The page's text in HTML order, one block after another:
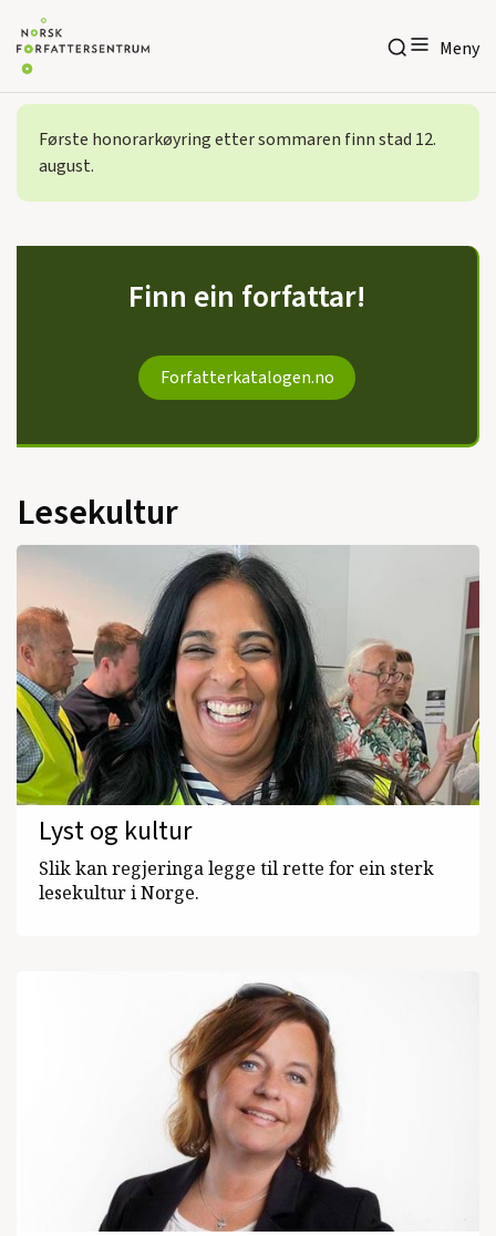
Meny
Meny
Første honorarkøyring etter sommaren finn stad 12.
august.
Finn ein forfattar!
Forfatterkatalogen.no
Lesekultur
Lyst og kultur
Slik kan regjeringa legge til rette for ein sterk
lesekultur i Norge.